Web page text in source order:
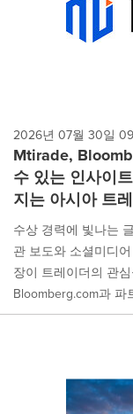
2026년 07월 30일
Mtirade,
수 있는 인사이
지는 아시아 트
수상 경력에 빛나는
관 보도와 소셜미디
장이 트레이더의 관
Bloomberg.com과 파